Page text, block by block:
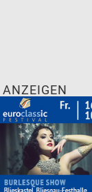
ANZEIGEN